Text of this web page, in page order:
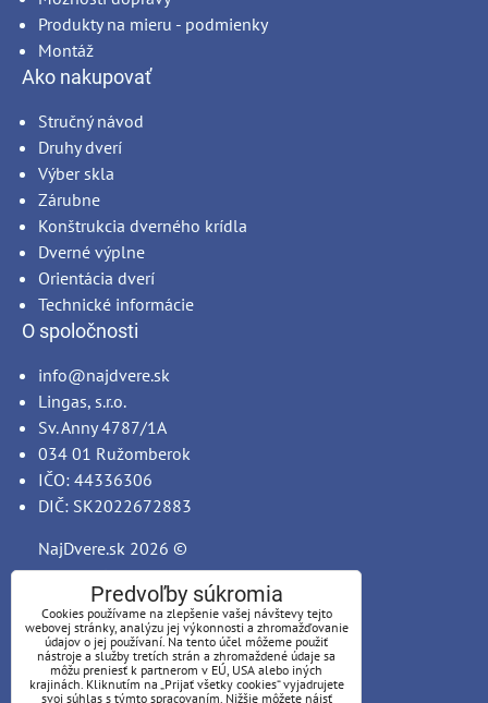
Produkty na mieru - podmienky
Montáž
Ako nakupovať
Stručný návod
Druhy dverí
Výber skla
Zárubne
Konštrukcia dverného krídla
Dverné výplne
Orientácia dverí
Technické informácie
O spoločnosti
info@najdvere.sk
Lingas, s.r.o.
Sv. Anny 4787/1A
034 01 Ružomberok
IČO: 44336306
DIČ: SK2022672883
NajDvere.sk 2026 ©
Predvoľby súkromia
Cookies používame na zlepšenie vašej návštevy tejto
webovej stránky, analýzu jej výkonnosti a zhromažďovanie
údajov o jej používaní. Na tento účel môžeme použiť
nástroje a služby tretích strán a zhromaždené údaje sa
môžu preniesť k partnerom v EÚ, USA alebo iných
krajinách. Kliknutím na „Prijať všetky cookies“ vyjadrujete
svoj súhlas s týmto spracovaním. Nižšie môžete nájsť